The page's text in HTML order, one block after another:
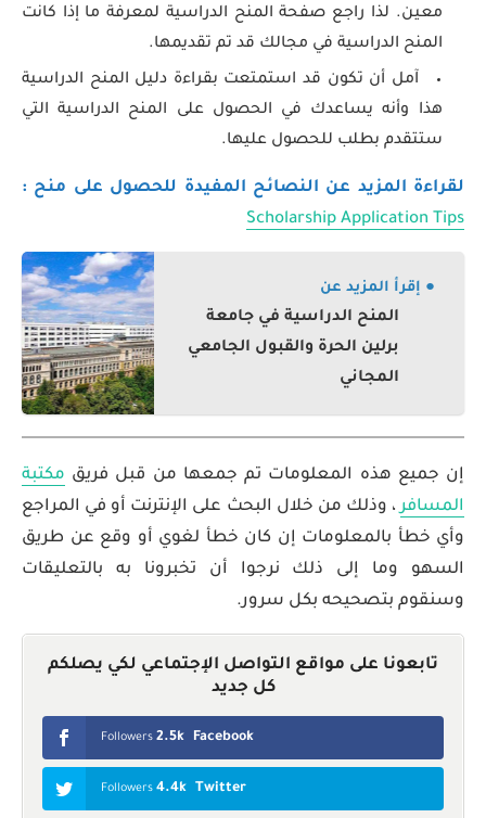
معين. لذا راجع صفحة المنح الدراسية لمعرفة ما إذا كانت
المنح الدراسية في مجالك قد تم تقديمها.
آمل أن تكون قد استمتعت بقراءة دليل المنح الدراسية
هذا وأنه يساعدك في الحصول على المنح الدراسية التي
ستتقدم بطلب للحصول عليها.
لقراءة المزيد عن النصائح المفيدة للحصول على منح :
Scholarship Application Tips
● إقرأ المزيد عن
المنح الدراسية في جامعة
برلين الحرة والقبول الجامعي
المجاني
إن جميع هذه المعلومات تم جمعها من قبل فريق مكتبة
المسافر، وذلك من خلال البحث على الإنترنت أو في المراجع
وأي خطأ بالمعلومات إن كان خطأ لغوي أو وقع عن طريق
السهو وما إلى ذلك نرجوا أن تخبرونا به بالتعليقات
وسنقوم بتصحيحه بكل سرور.
تابعونا على مواقع التواصل الإجتماعي لكي يصلكم
كل جديد
Facebook
2.5k
Followers
Twitter
4.4k
Followers